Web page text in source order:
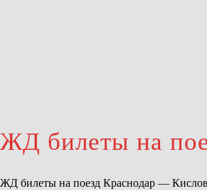
ЖД билеты на
ЖД билеты на поезд Краснодар —